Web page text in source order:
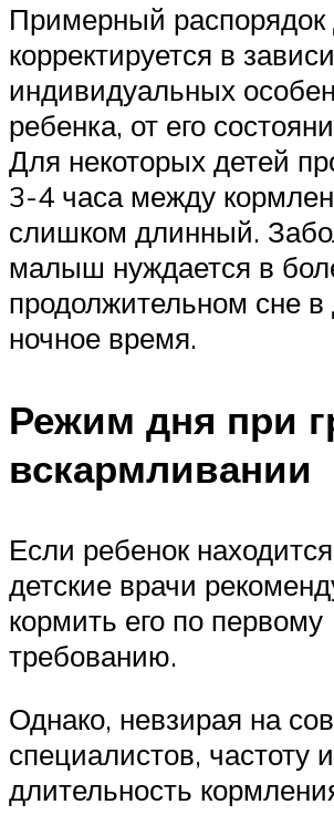
Примерный распорядок
корректируется в
индивидуальных
ребенка, от его
Для некоторых детей
3-4 часа между
слишком длинный.
малыш нуждается в
продолжительном сне в
ночное время.
Режим дня при
вскармливании
Если ребенок
детские врачи
кормить его по первому
требованию.
Однако, невзирая на
специалистов, частоту и
длительность